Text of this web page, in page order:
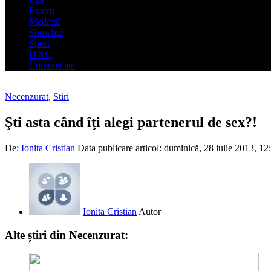
Extern
Medical
Showbiz
Sport
IT&C
Comunicate
Necenzurat, Stiri
Şti asta când îţi alegi partenerul de sex?!
De: Ionita Cristian Data publicare articol: duminică, 28 iulie 2013,
Ionita Cristian Autor
Alte știri din Necenzurat: